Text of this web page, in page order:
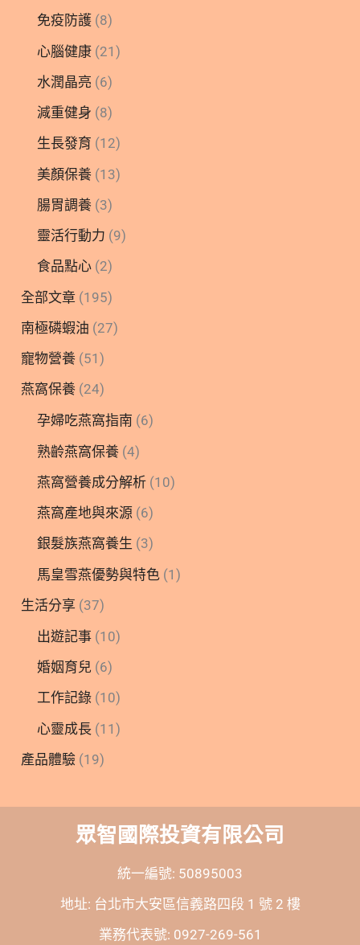
免疫防護 (8)
心腦健康 (21)
水潤晶亮 (6)
減重健身 (8)
生長發育 (12)
美顏保養 (13)
腸胃調養 (3)
靈活行動力 (9)
食品點心 (2)
全部文章 (195)
南極磷蝦油 (27)
寵物營養 (51)
燕窩保養 (24)
孕婦吃燕窩指南 (6)
熟齡燕窩保養 (4)
燕窩營養成分解析 (10)
燕窩產地與來源 (6)
銀髮族燕窩養生 (3)
馬皇雪燕優勢與特色 (1)
生活分享 (37)
出遊記事 (10)
婚姻育兒 (6)
工作記錄 (10)
心靈成長 (11)
產品體驗 (19)
眾智國際投資有限公司
統一編號: 50895003
地址: 台北市大安區信義路四段 1 號 2 樓
業務代表號: 0927-269-561